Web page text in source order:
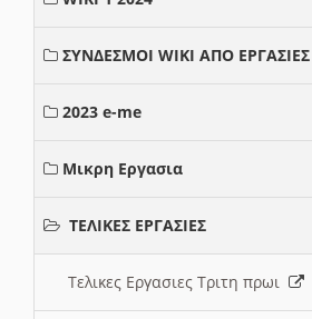
ΣΥΝΔΕΣΜΟΙ WIKI ΑΠΟ
2023 e-me
Μικρη Εργασια
ΤΕΛΙΚΕΣ ΕΡΓΑΣΙΕΣ
Τελικες Εργασιες Τριτη πρωι